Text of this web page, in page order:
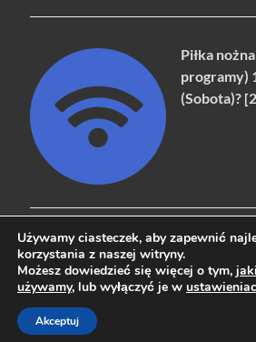
Piłka
programy)
(Sobota)?
Copyright © 2026naziemna.info -
Powered byWordPress
Używamy ciasteczek, aby zapewnić
korzystania z naszej witryny.
Możesz dowiedzieć się więcej o tym,
używamy, lub wyłączyć je w
Akceptuj